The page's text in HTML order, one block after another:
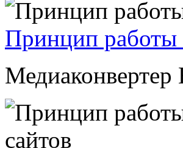
Принцип работы
Медиаконвертер